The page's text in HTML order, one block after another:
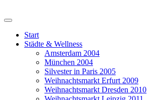
Start
Städte & Wellness
Amsterdam 2004
München 2004
Silvester in Paris 2005
Weihnachtsmarkt Erfurt 2009
Weihnachtsmarkt Dresden 2010